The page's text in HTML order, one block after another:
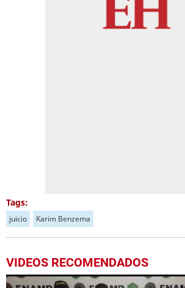
Tags:
juicio Karim Benzema
VIDEOS RECOMENDADOS